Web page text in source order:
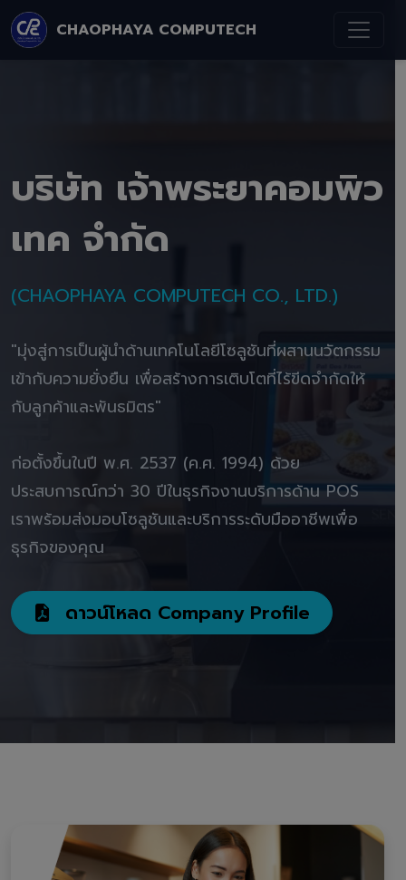
CHAOPHAYA COMPUTECH
บริษัท เจ้าพระยาคอมพิว
เทค จำกัด
(CHAOPHAYA COMPUTECH CO., LTD.)
"มุ่งสู่การเป็นผู้นำด้านเทคโนโลยีโซลูชันที่ผสานนวัตกรรม
เข้ากับความยั่งยืน เพื่อสร้างการเติบโตที่ไร้ขีดจำกัดให้
กับลูกค้าและพันธมิตร"
ก่อตั้งขึ้นในปี พ.ศ. 2537 (ค.ศ. 1994) ด้วย
ประสบการณ์กว่า 30 ปีในธุรกิจงานบริการด้าน POS
เราพร้อมส่งมอบโซลูชันและบริการระดับมืออาชีพเพื่อ
ธุรกิจของคุณ
ดาวน์โหลด Company Profile